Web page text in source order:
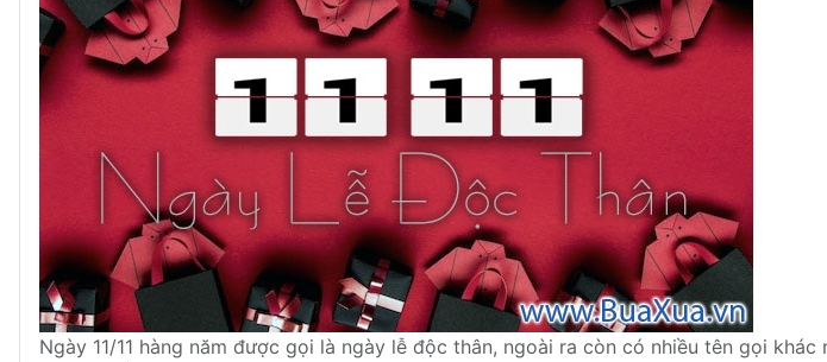
Ngày 11/11 hàng năm được gọi là ngày lễ độc thân, ngoài ra còn có nhiều tên gọi